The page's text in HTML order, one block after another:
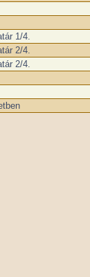
1/4.
2/4.
2/4.